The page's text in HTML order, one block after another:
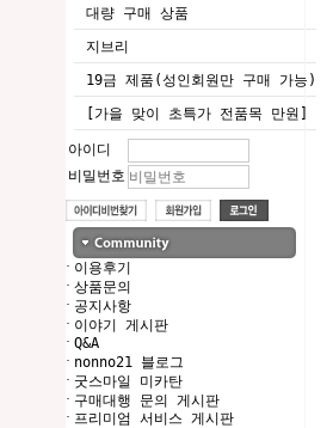
대량 구매 상품
지브리
19금 제품(성인회원만 구매 가능)
[가을 맞이 초특가 전품목 만원]
아이디
비밀번호
· 이용후기
· 상품문의
· 공지사항
· 이야기 게시판
· Q&A
· nonno21 블로그
· 굿스마일 미카탄
· 구매대행 문의 게시판
· 프리미엄 서비스 게시판